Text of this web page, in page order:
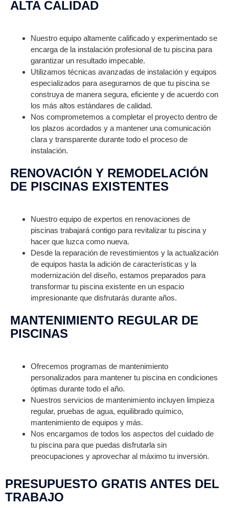
ALTA CALIDAD
Nuestro equipo altamente calificado y experimentado se
encarga de la instalación profesional de tu piscina para
garantizar un resultado impecable.
Utilizamos técnicas avanzadas de instalación y equipos
especializados para asegurarnos de que tu piscina se
construya de manera segura, eficiente y de acuerdo con
los más altos estándares de calidad.
Nos comprometemos a completar el proyecto dentro de
los plazos acordados y a mantener una comunicación
clara y transparente durante todo el proceso de
instalación.
RENOVACIÓN Y REMODELACIÓN
DE PISCINAS EXISTENTES
Nuestro equipo de expertos en renovaciones de
piscinas trabajará contigo para revitalizar tu piscina y
hacer que luzca como nueva.
Desde la reparación de revestimientos y la actualización
de equipos hasta la adición de características y la
modernización del diseño, estamos preparados para
transformar tu piscina existente en un espacio
impresionante que disfrutarás durante años.
MANTENIMIENTO REGULAR DE
PISCINAS
Ofrecemos programas de mantenimiento
personalizados para mantener tu piscina en condiciones
óptimas durante todo el año.
Nuestros servicios de mantenimiento incluyen limpieza
regular, pruebas de agua, equilibrado químico,
mantenimiento de equipos y más.
Nos encargamos de todos los aspectos del cuidado de
tu piscina para que puedas disfrutarla sin
preocupaciones y aprovechar al máximo tu inversión.
PRESUPUESTO GRATIS ANTES DEL
TRABAJO